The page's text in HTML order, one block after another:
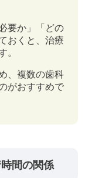
要か」「どの
おくと、治療
。
、複数の歯科
がおすすめで
間の関係